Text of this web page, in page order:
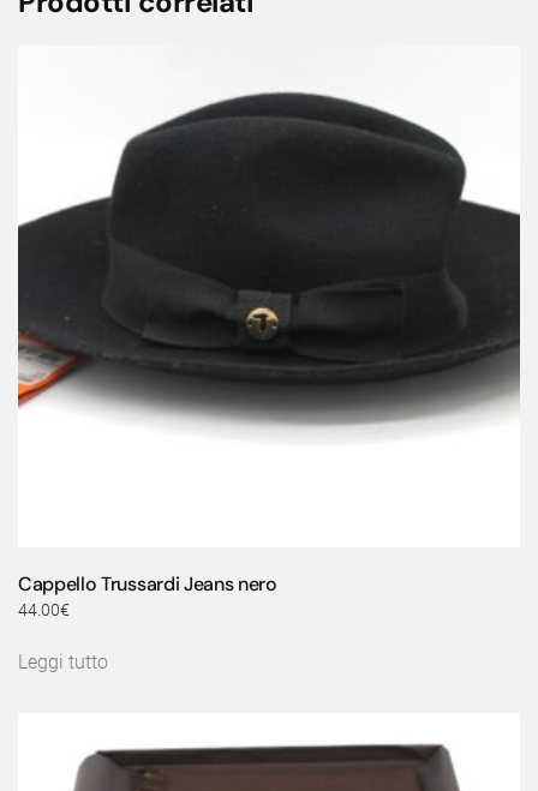
Cappello Trussardi Jeans nero
44.00€
Leggi tutto